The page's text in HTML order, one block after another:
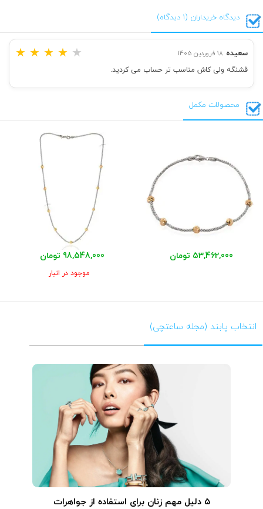
دیدگاه خریداران (1 دیدگاه)
سعیده 18 فروردین 1405 ★ ★ ★ ★ ★
قشنگه ولی کاش مناسب تر حساب می کردید.
محصولات مکمل
53,462,000 تومان 98,548,000 تومان
موجود در انبار
انتخاب پابند (مجله ساعتچی)
۵ دلیل مهم زنان برای استفاده از جواهرات